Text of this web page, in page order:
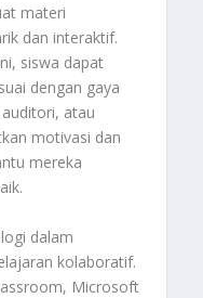
materi
dan interaktif.
siswa dapat
dengan gaya
atau
motivasi dan
mereka
dalam
kolaboratif.
Microsoft